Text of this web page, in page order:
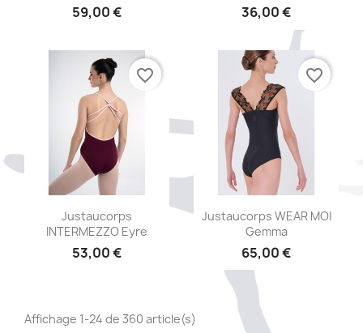
+1
59,00 € 36,00 €
Aperçu rapide
Justaucorps
INTERMEZZO Eyre
53,00 €
favorite_border
Aperçu rapide
Justaucorps WEAR MOI
Gemma
65,00 €
favorite_border
Affichage 1-24 de 360 article(s)